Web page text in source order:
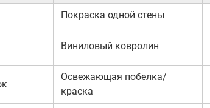
Покраска одной стены
Виниловый ковролин
Освежающая побелка/
краска